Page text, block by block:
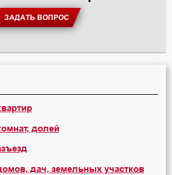
ЗАДАТЬ ВОПРОС
долей
дач, земельных участков